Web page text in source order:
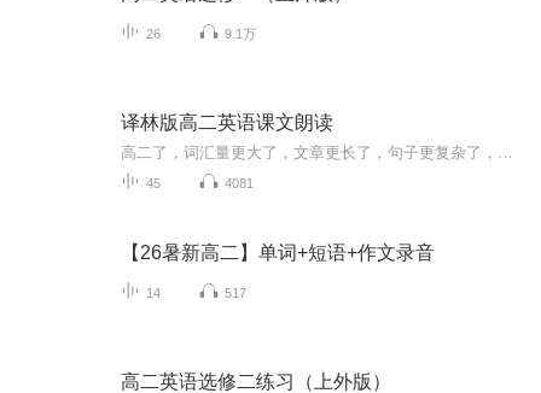
26 9.1万
译林版高二英语课文朗读
45 4081
【26暑新高二】单词+短语+作文录音
14 517
高二英语选修二练习（上外版）